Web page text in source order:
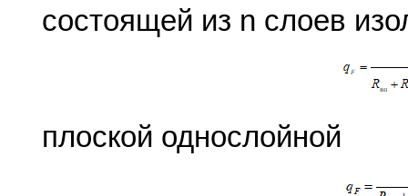
состоящей из n слоев
плоской однослойной